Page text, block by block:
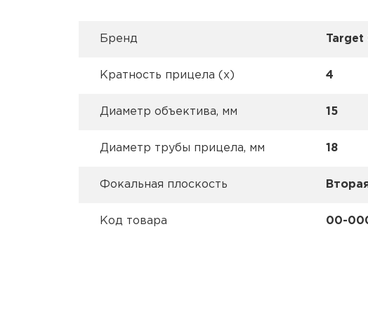
Брeнд Target
Кратность прицела (х) 4
Диаметр объектива, мм 15
Диаметр трубы прицела, мм 18
Фокальная плоскость
Код товара 00-